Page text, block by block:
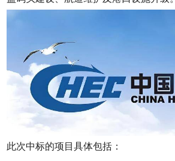
此次中标的项目具体包括：